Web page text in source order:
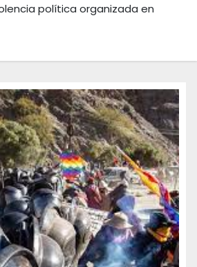
política organizada en